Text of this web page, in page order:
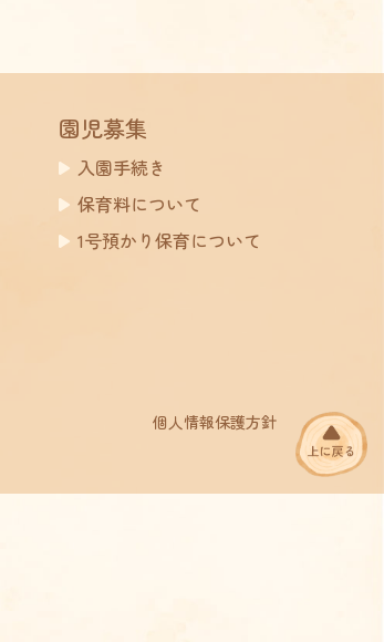
園児募集
入園手続き
保育料について
1号預かり保育について
個人情報保護方針